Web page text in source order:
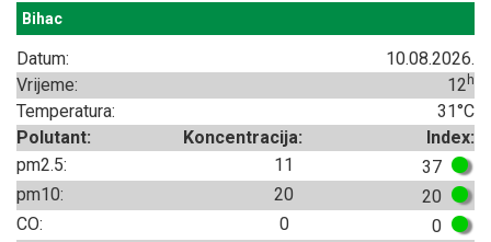
Bihac
Datum:
10.08.2026.
Vrijeme:
12 h
Temperatura:
31°C
Polutant:
Koncentracija:
Index:
pm2.5:
11
37
pm10:
20
20
CO:
0
0